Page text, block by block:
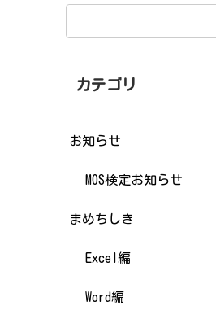
カテゴリ
お知らせ
MOS検定お知らせ
まめちしき
Excel編
Word編